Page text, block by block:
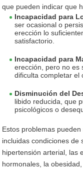
que pueden indicar que
Incapacidad para
ser ocasional o
erección lo
satisfactorio.
Incapacidad para
erección, pero no es
dificulta completar el
Disminución del
libido reducida, que
psicológicos o
Estos problemas
incluidas condiciones de
hipertensión arterial, las
hormonales, la